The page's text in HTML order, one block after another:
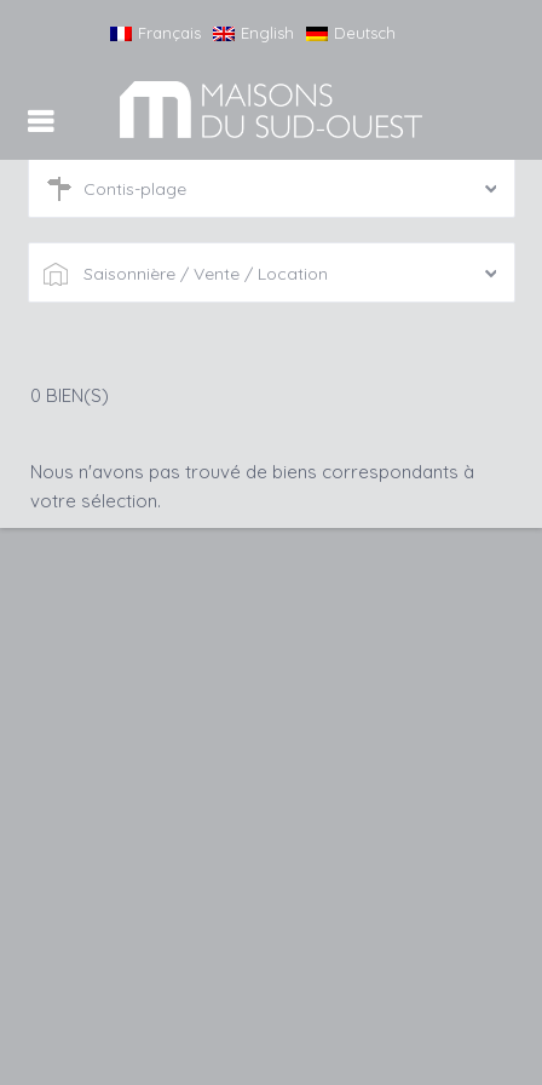
Français English Deutsch
Contis-plage
Saisonnière / Vente / Location
0 BIEN(S)
Nous n'avons pas trouvé de biens correspondants à
votre sélection.